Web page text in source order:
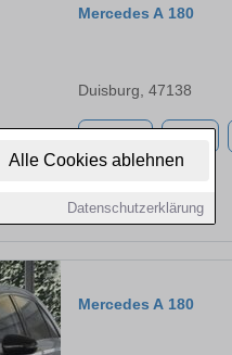
Alle Cookies ablehnen
Datenschutzerklärung
Mercedes A 180
Duisburg, 47138
Mercedes A 180